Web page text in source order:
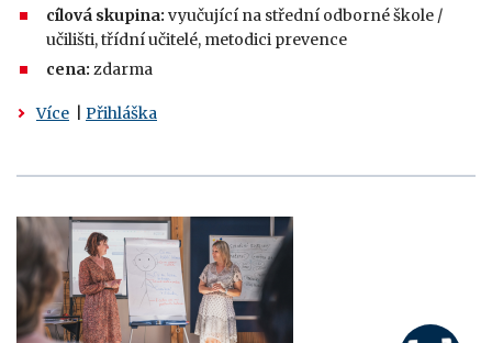
cílová skupina: vyučující na střední odborné škole /
učilišti, třídní učitelé, metodici prevence
cena: zdarma
Více Přihláška